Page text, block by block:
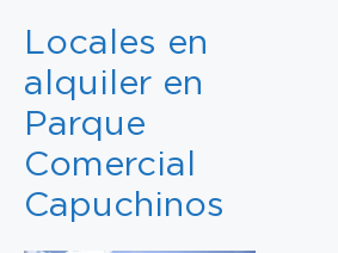
Locales en
alquiler en
Parque
Comercial
Capuchinos